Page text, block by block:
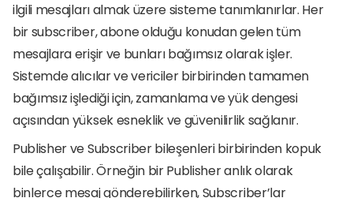
ilgili mesajları almak üzere sisteme tanımlanırlar. Her
bir subscriber, abone olduğu konudan gelen tüm
mesajlara erişir ve bunları bağımsız olarak işler.
Sistemde alıcılar ve vericiler birbirinden tamamen
bağımsız işlediği için, zamanlama ve yük dengesi
açısından yüksek esneklik ve güvenilirlik sağlanır.
Publisher ve Subscriber bileşenleri birbirinden kopuk
bile çalışabilir. Örneğin bir Publisher anlık olarak
binlerce mesaj gönderebilirken, Subscriber’lar